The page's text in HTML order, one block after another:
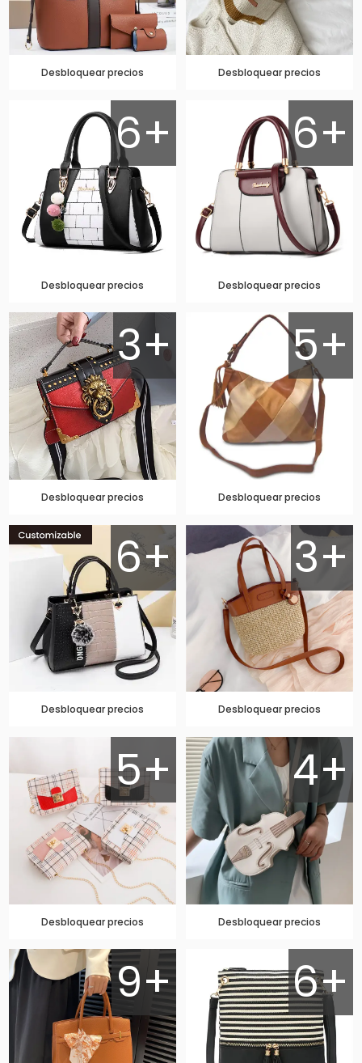
Desbloquear precios Desbloquear precios
6+
Desbloquear precios
6+
Desbloquear precios
3+
Desbloquear precios
5+
Desbloquear precios
6+
Desbloquear precios
3+
Desbloquear precios
5+
Desbloquear precios
4+
Desbloquear precios
9+ 6+